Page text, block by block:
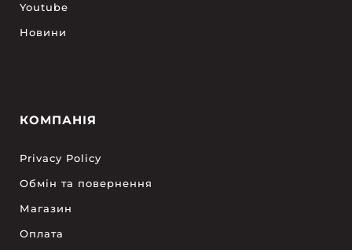
Youtube
Новини
КОМПАНІЯ
Privacy Policy
Обмін та повернення
Магазин
Оплата